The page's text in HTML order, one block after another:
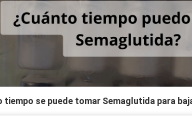
tiempo se puede tomar Semaglutida para